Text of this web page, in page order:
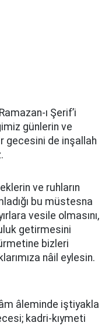
ı Şerif’i
günlerin ve
gecesini de inşallah
ve ruhların
bu müstesna
vesile olmasını,
getirmesini
bizleri
nâil eylesin.
âleminde iştiyakla
kadri-kıymeti